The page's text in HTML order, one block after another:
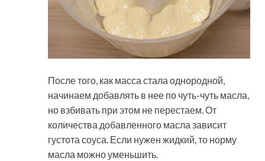
После того, как масса стала однородной,
начинаем добавлять в нее по чуть-чуть масла,
но взбивать при этом не перестаем. От
количества добавленного масла зависит
густота соуса. Если нужен жидкий, то норму
масла можно уменьшить.